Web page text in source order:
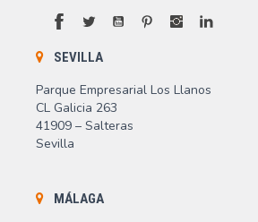
Facebook
Twitter YouTubePinterestInstagram
SEVILLA
Parque Empresarial Los Llanos
CL Galicia 263
41909 – Salteras
Sevilla
MÁLAGA